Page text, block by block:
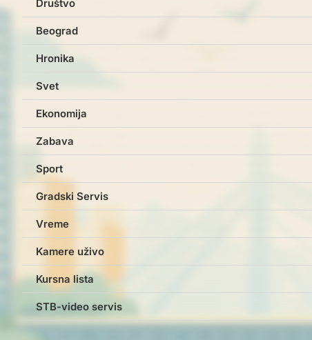
Društvo
Beograd
Hronika
Svet
Ekonomija
Zabava
Sport
Gradski Servis
Vreme
Kamere uživo
Kursna lista
STB-video servis